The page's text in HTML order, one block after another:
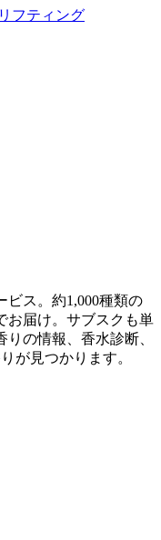
フティング
ビス。約1,000種類の
お届け。サブスクも単
の情報、香水診断、
が見つかります。